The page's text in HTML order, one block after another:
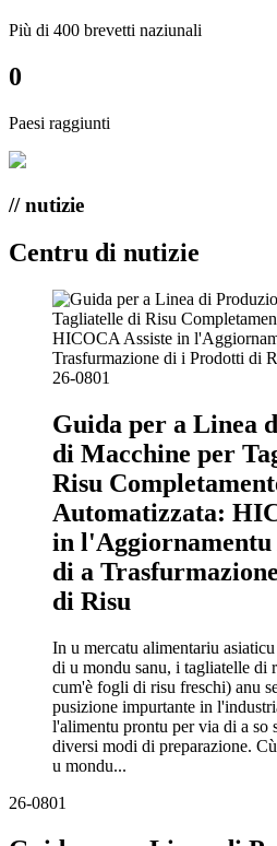
Più di 400 brevetti naziunali
0
Paesi raggiunti
// nutizie
Centru di nutizie
26-0801
Guida per a Linea
di Macchine per
Risu
Automatizzata:
in
di a
di Risu
In u mercatu alimentariu
di u mondu sanu, i tagliatelle di
cum'è fogli di risu freschi) anu
pusizione impurtante in
l'alimentu prontu per via di a so
diversi modi di preparazione.
u mondu...
26-0801